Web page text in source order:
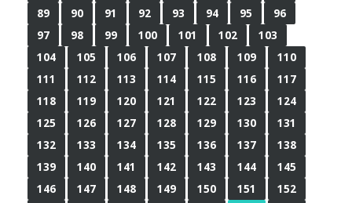
89
90 91 92 93 94 95
96
97
98 99 100 101 102
103
104
105 106 107 108 109
110
111
112 113 114 115 116
117
118
119 120 121 122 123
124
125
126 127 128 129 130
131
132
133 134 135 136 137
138
139
140 141 142 143 144
145
146
147 148 149 150 151
152